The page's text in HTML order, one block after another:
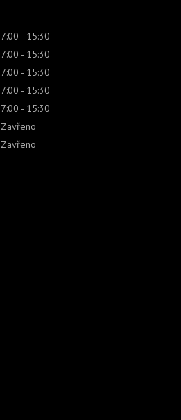
7:00 - 15:30
7:00 - 15:30
7:00 - 15:30
7:00 - 15:30
7:00 - 15:30
Zavřeno
Zavřeno